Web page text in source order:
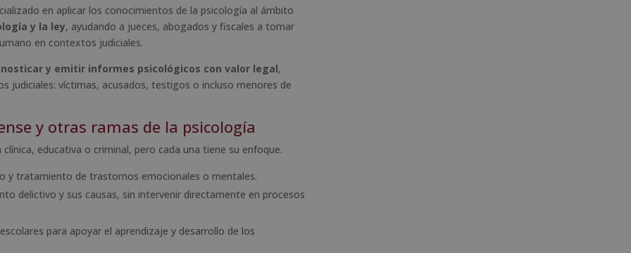
en aplicar los conocimientos de la psicología al ámbito
y la ley, ayudando a jueces, abogados y fiscales a tomar
en contextos judiciales.
y emitir informes psicológicos con valor legal,
judiciales: víctimas, acusados, testigos o incluso menores de
y otras ramas de la psicología
educativa o criminal, pero cada una tiene su enfoque.
y tratamiento de trastornos emocionales o mentales.
delictivo y sus causas, sin intervenir directamente en procesos
para apoyar el aprendizaje y desarrollo de los